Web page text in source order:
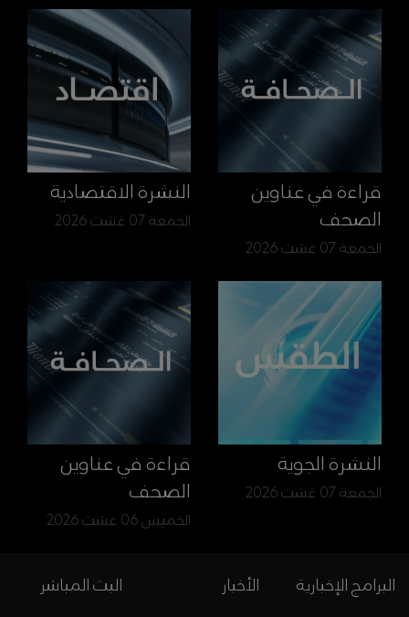
قراءة في عناوين
الصحف
الجمعة 07 غشت 2026
النشرة الاقتصادية
الجمعة 07 غشت 2026
النشرة الجوية
الجمعة 07 غشت 2026
قراءة في عناوين
الصحف
الخميس 06 غشت 2026
البث المباشر الأخبار البرامج الإخبارية